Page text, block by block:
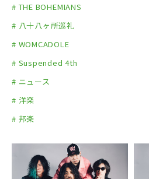
# THE BOHEMIANS
# 八十八ヶ所巡礼
# WOMCADOLE
# Suspended 4th
# ニュース
# 洋楽
# 邦楽